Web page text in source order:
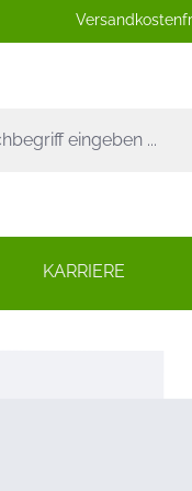
KARRIERE